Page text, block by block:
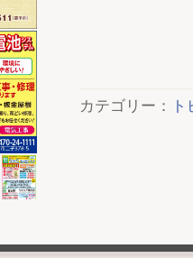
カテゴリー：